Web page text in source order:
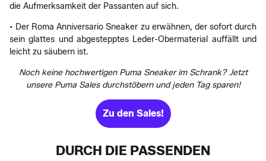
die Aufmerksamkeit der Passanten auf sich.
• Der Roma Anniversario Sneaker zu erwähnen, der sofort durch
sein glattes und abgestepptes Leder-Obermaterial auffällt und
leicht zu säubern ist.
Noch keine hochwertigen Puma Sneaker im Schrank? Jetzt
unsere Puma Sales durchstöbern und jeden Tag sparen!
Zu den Sales!
DURCH DIE PASSENDEN